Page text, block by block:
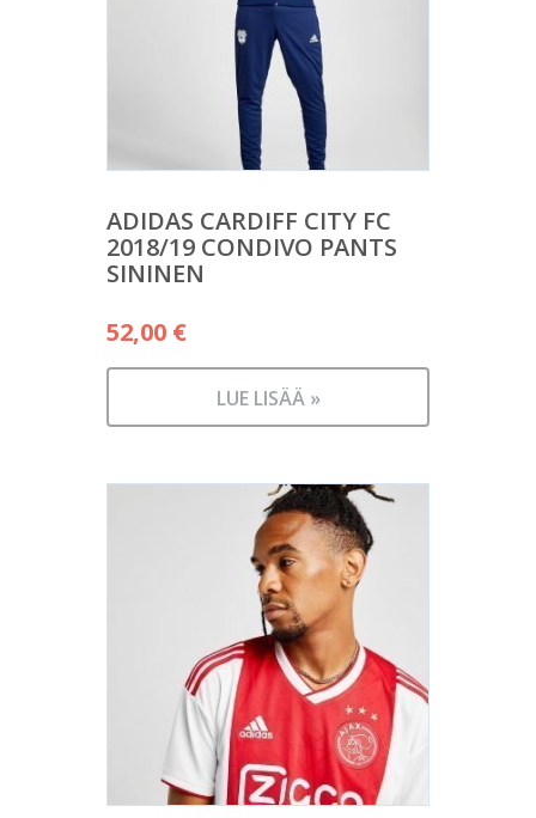
ADIDAS CARDIFF CITY FC
2018/19 CONDIVO PANTS
SININEN
52,00 €
LUE LISÄÄ »